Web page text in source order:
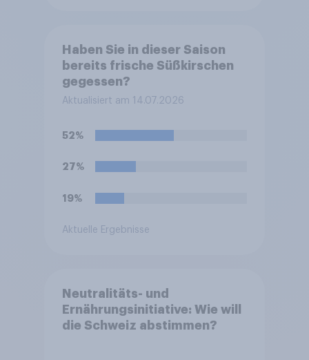
Haben Sie in dieser Saison
bereits frische Süßkirschen
gegessen?
Aktualisiert am 14.07.2026
52%
27%
19%
Aktuelle Ergebnisse
Neutralitäts- und
Ernährungsinitiative: Wie will
die Schweiz abstimmen?